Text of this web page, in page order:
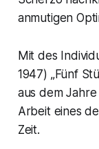
anmutigen
Mit des
1947) „Fünf
aus dem
Arbeit eines
Zeit.